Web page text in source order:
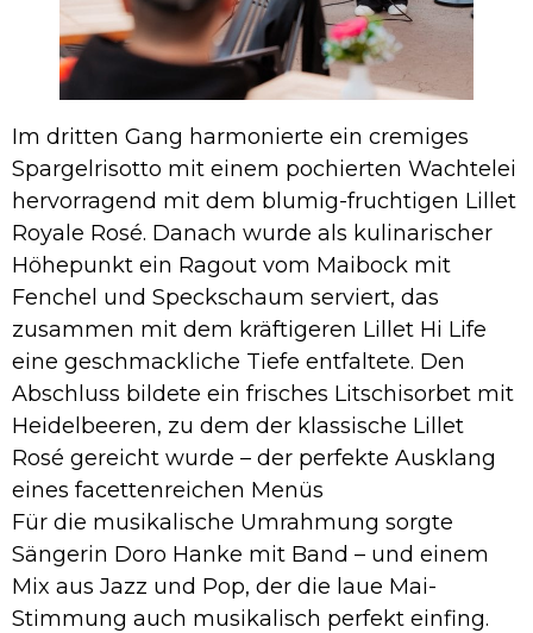
Im dritten Gang harmonierte ein cremiges
Spargelrisotto mit einem pochierten Wachtelei
hervorragend mit dem blumig-fruchtigen Lillet
Royale Rosé. Danach wurde als kulinarischer
Höhepunkt ein Ragout vom Maibock mit
Fenchel und Speckschaum serviert, das
zusammen mit dem kräftigeren Lillet Hi Life
eine geschmackliche Tiefe entfaltete. Den
Abschluss bildete ein frisches Litschisorbet mit
Heidelbeeren, zu dem der klassische Lillet
Rosé gereicht wurde – der perfekte Ausklang
eines facettenreichen Menüs
Für die musikalische Umrahmung sorgte
Sängerin Doro Hanke mit Band – und einem
Mix aus Jazz und Pop, der die laue Mai-
Stimmung auch musikalisch perfekt einfing.